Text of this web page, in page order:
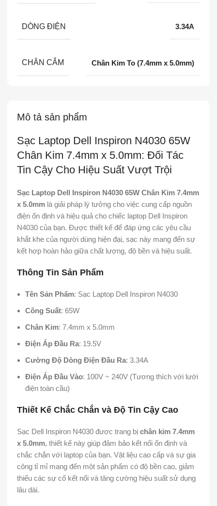
Mô tả sản phẩm
Sạc Laptop Dell Inspiron N4030 65W
Chân Kim 7.4mm x 5.0mm: Đối Tác
Tin Cậy Cho Hiệu Suất Vượt Trội
Sạc Laptop Dell Inspiron N4030 65W Chân Kim 7.4mm
x 5.0mm là giải pháp lý tưởng cho việc cung cấp nguồn
điện ổn định và hiệu quả cho chiếc laptop Dell Inspiron
N4030 của bạn. Được thiết kế để đáp ứng các yêu cầu
khắt khe của người dùng hiện đại, sạc này mang đến sự
kết hợp hoàn hảo giữa chất lượng, độ bền và hiệu suất.
Thông Tin Sản Phẩm
Tên Sản Phẩm: Sạc Laptop Dell Inspiron N4030
Công Suất: 65W
Chân Kim: 7.4mm x 5.0mm
Điện Áp Đầu Ra: 19.5V
Cường Độ Dòng Điện Đầu Ra: 3.34A
Điện Áp Đầu Vào: 100V ~ 240V (Tương thích với lưới
điện toàn cầu)
Thiết Kế Chắc Chắn và Độ Tin Cậy Cao
Sạc Dell Inspiron N4030 được trang bị chân kim 7.4mm
x 5.0mm, thiết kế này giúp đảm bảo kết nối ổn định và
chắc chắn với laptop của bạn. Vật liệu cao cấp và sự gia
công tỉ mỉ mang đến một sản phẩm có độ bền cao, giảm
thiểu các sự cố kết nối và tăng cường hiệu suất sử dụng
lâu dài.
DÒNG ĐIỆN 3.34A
CHÂN CẮM Chân Kim To (7.4mm x 5.0mm)